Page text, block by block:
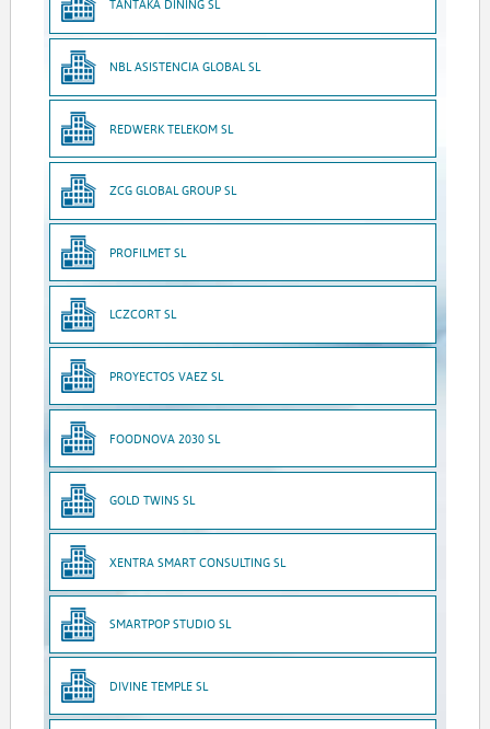
TANTAKA DINING SL
NBL ASISTENCIA GLOBAL SL
REDWERK TELEKOM SL
ZCG GLOBAL GROUP SL
PROFILMET SL
LCZCORT SL
PROYECTOS VAEZ SL
FOODNOVA 2030 SL
GOLD TWINS SL
XENTRA SMART CONSULTING SL
SMARTPOP STUDIO SL
DIVINE TEMPLE SL